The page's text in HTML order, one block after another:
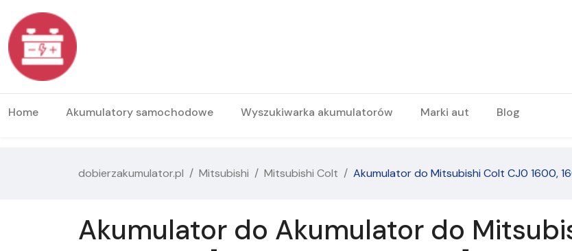
Home Akumulatory samochodowe Wyszukiwarka akumulatorów Marki aut Blog
dobierzakumulator.pl Mitsubishi Mitsubishi Colt Akumulator do Mitsubishi Colt CJ0 1600,
Akumulator do Akumulator do